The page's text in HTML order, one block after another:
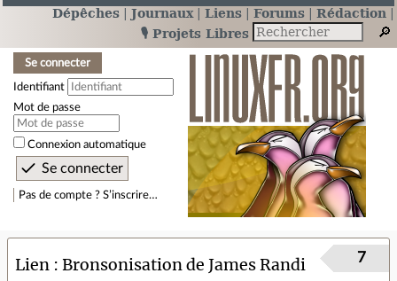
Dépêches Journaux Liens Forums
Rédaction
🎙️ Projets Libres
Se connecter
Identifiant
Mot de passe
Connexion automatique
Pas de compte ? S’inscrire…
Lien Bronsonisation de James Randi 7